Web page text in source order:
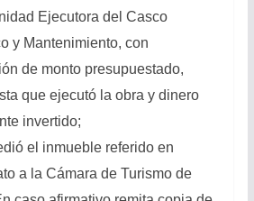
Ejecutora del Casco
y Mantenimiento, con
de monto presupuestado,
que ejecutó la obra y dinero
invertido;
el inmueble referido en
a la Cámara de Turismo de